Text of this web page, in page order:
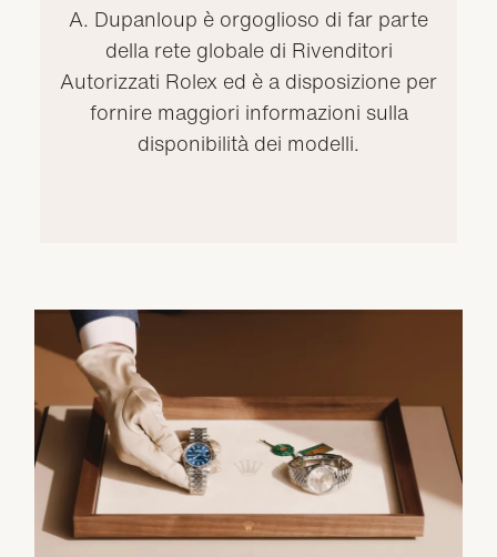
A. Dupanloup è orgoglioso di far parte
della rete globale di Rivenditori
Autorizzati Rolex ed è a disposizione per
fornire maggiori informazioni sulla
disponibilità dei modelli.